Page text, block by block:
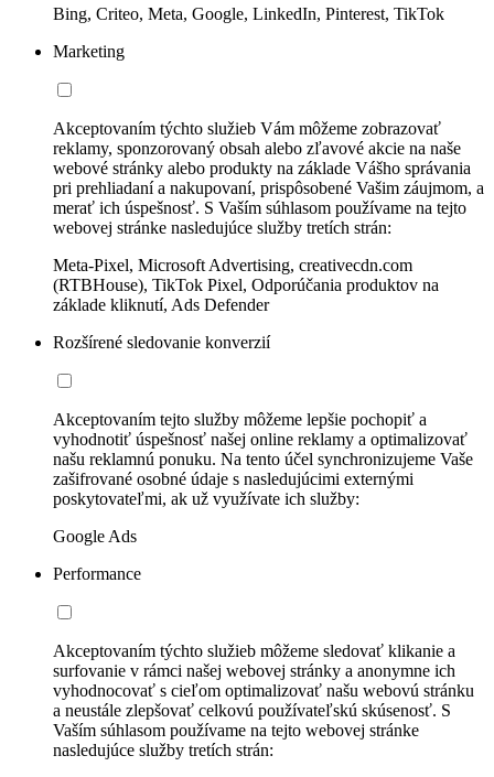
Bing, Criteo, Meta, Google, LinkedIn, Pinterest, TikTok
Marketing
Akceptovaním týchto služieb Vám môžeme zobrazovať
reklamy, sponzorovaný obsah alebo zľavové akcie na naše
webové stránky alebo produkty na základe Vášho správania
pri prehliadaní a nakupovaní, prispôsobené Vašim záujmom, a
merať ich úspešnosť. S Vaším súhlasom používame na tejto
webovej stránke nasledujúce služby tretích strán:
Meta-Pixel, Microsoft Advertising, creativecdn.com
(RTBHouse), TikTok Pixel, Odporúčania produktov na
základe kliknutí, Ads Defender
Rozšírené sledovanie konverzií
Akceptovaním tejto služby môžeme lepšie pochopiť a
vyhodnotiť úspešnosť našej online reklamy a optimalizovať
našu reklamnú ponuku. Na tento účel synchronizujeme Vaše
zašifrované osobné údaje s nasledujúcimi externými
poskytovateľmi, ak už využívate ich služby:
Google Ads
Performance
Akceptovaním týchto služieb môžeme sledovať klikanie a
surfovanie v rámci našej webovej stránky a anonymne ich
vyhodnocovať s cieľom optimalizovať našu webovú stránku
a neustále zlepšovať celkovú používateľskú skúsenosť. S
Vaším súhlasom používame na tejto webovej stránke
nasledujúce služby tretích strán: